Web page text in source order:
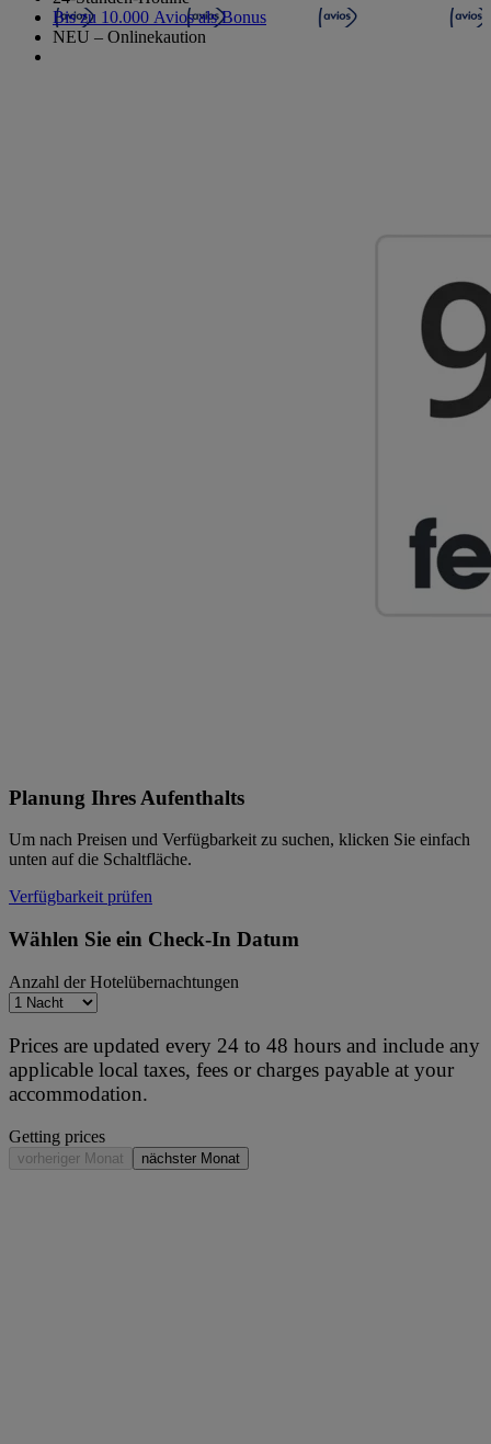
Bis zu 10.000 Avios als Bonus
NEU – Onlinekaution
Planung Ihres Aufenthalts
Um nach Preisen und Verfügbarkeit zu suchen, klicken Sie einfach
unten auf die Schaltfläche.
Verfügbarkeit prüfen
Wählen Sie ein Check-In Datum
Anzahl der Hotelübernachtungen
Prices are updated every 24 to 48 hours and include any
applicable local taxes, fees or charges payable at your
accommodation.
Getting prices
vorheriger Monat nächster Monat